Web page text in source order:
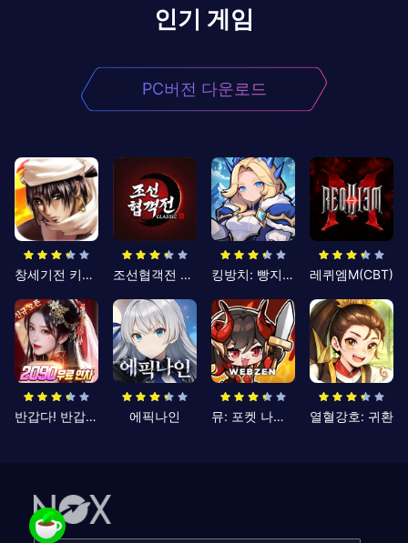
인기 게임
PC버전 다운로드
창세기전 키우기 조선협객전 클래식 킹방치: 빵지의 제왕 레퀴엠M(CBT)
반갑다! 반갑삼국지 에픽나인 뮤: 포켓 나이츠 열혈강호: 귀환